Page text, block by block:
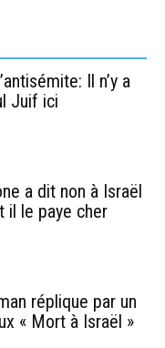
Il n’y a
Juif ici
a dit non à Israël
il le paye cher
réplique par un
« Mort à Israël »